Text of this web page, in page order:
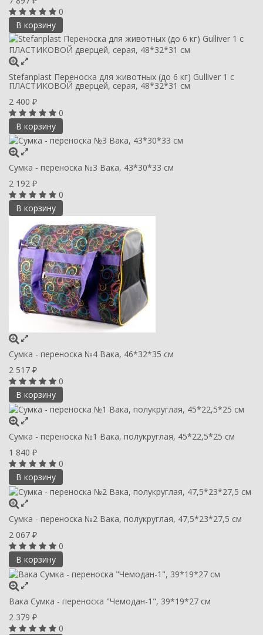
0
В корзину
Stefanplast Переноска для животных (до 6 кг) Gulliver 1 с
ПЛАСТИКОВОЙ дверцей, серая, 48*32*31 см
2 400 ₽
0
В корзину
Сумка - переноска №3 Вака, 43*30*33 см
2 192 ₽
0
В корзину
Сумка - переноска №4 Вака, 46*32*35 см
2 517 ₽
0
В корзину
Сумка - переноска №1 Вака, полукруглая, 45*22,5*25 см
1 840 ₽
0
В корзину
Сумка - переноска №2 Вака, полукруглая, 47,5*23*27,5 см
2 067 ₽
0
В корзину
Вака Сумка - переноска "Чемодан-1", 39*19*27 см
2 379 ₽
0